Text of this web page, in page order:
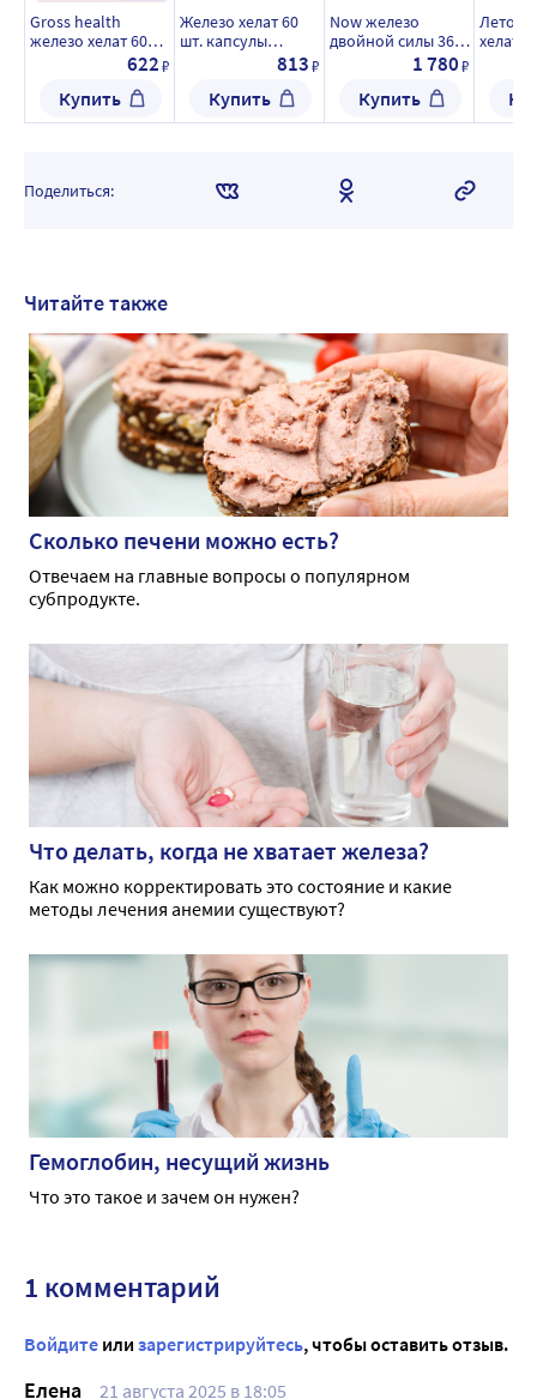
Gross health
железо хелат 60
622₽
Купить
Железо хелат 60
шт. капсулы
813₽
Купить
Now железо
двойной силы 36
мг 90 шт. капсулы
1 780₽
Купить
хелат
Поделиться:
Читайте также
Сколько печени можно есть?
Отвечаем на главные вопросы о популярном
субпродукте.
Что делать, когда не хватает железа?
Как можно корректировать это состояние и какие
методы лечения анемии существуют?
Гемоглобин, несущий жизнь
Что это такое и зачем он нужен?
1 комментарий
Войдите или зарегистрируйтесь, чтобы оставить отзыв.
Елена 21 августа 2025 в 18:05